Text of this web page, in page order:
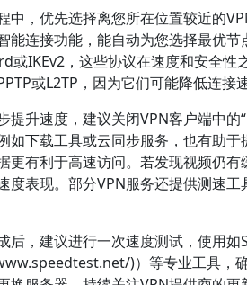
中，优先选择离您所在位置较近的
能连接功能，能自动为您选择最优
或IKEv2，这些协议在速度和安全性
或L2TP，因为它们可能降低连接
提升速度，建议关闭VPN客户端中
如下载工具或云同步服务，也有助
更有利于高速访问。若发现视频仍
度表现。部分VPN服务还提供测速
后，建议进行一次速度测试，使
)）等专业工具，